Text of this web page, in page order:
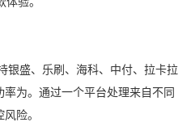
银盛、乐刷、海科、中付、拉卡拉
为。通过一个平台处理来自不同
险。